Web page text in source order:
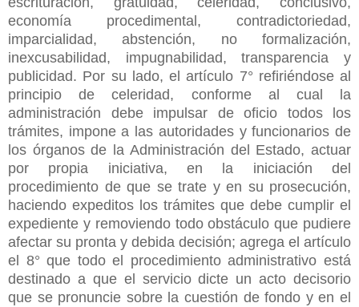
economía procedimental, contradictoriedad,
imparcialidad, abstención, no formalización,
inexcusabilidad, impugnabilidad, transparencia y
publicidad. Por su lado, el artículo 7° refiriéndose al
principio de celeridad, conforme al cual la
administración debe impulsar de oficio todos los
trámites, impone a las autoridades y funcionarios de
los órganos de la Administración del Estado, actuar
por propia iniciativa, en la iniciación del
procedimiento de que se trate y en su prosecución,
haciendo expeditos los trámites que debe cumplir el
expediente y removiendo todo obstáculo que pudiere
afectar su pronta y debida decisión; agrega el artículo
el 8° que todo el procedimiento administrativo está
destinado a que el servicio dicte un acto decisorio
que se pronuncie sobre la cuestión de fondo y en el